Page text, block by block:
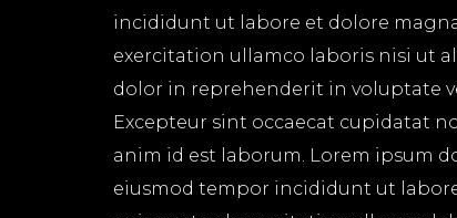
incididunt ut labore et dolore
exercitation ullamco laboris nisi ut
dolor in reprehenderit in voluptate
Excepteur sint occaecat cupidatat
anim id est laborum. Lorem ipsum
eiusmod tempor incididunt ut